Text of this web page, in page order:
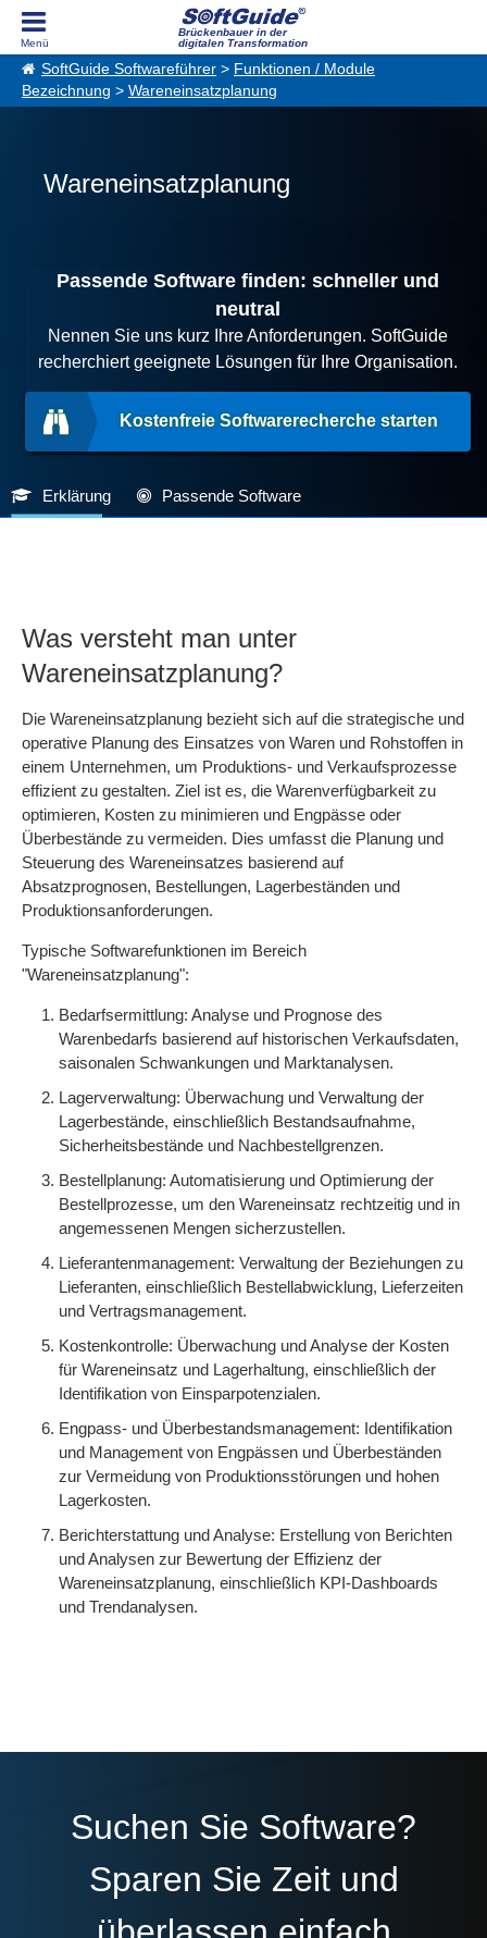
Brückenbauer in der
digitalen Transformation
SoftGuide Softwareführer > Funktionen / Module
Bezeichnung > Wareneinsatzplanung
Wareneinsatzplanung
Passende Software finden: schneller und
neutral
Nennen Sie uns kurz Ihre Anforderungen. SoftGuide
recherchiert geeignete Lösungen für Ihre Organisation.
Kostenfreie Softwarerecherche starten
Erklärung Passende Software
Was versteht man unter
Wareneinsatzplanung?
Die Wareneinsatzplanung bezieht sich auf die strategische und
operative Planung des Einsatzes von Waren und Rohstoffen in
einem Unternehmen, um Produktions- und Verkaufsprozesse
effizient zu gestalten. Ziel ist es, die Warenverfügbarkeit zu
optimieren, Kosten zu minimieren und Engpässe oder
Überbestände zu vermeiden. Dies umfasst die Planung und
Steuerung des Wareneinsatzes basierend auf
Absatzprognosen, Bestellungen, Lagerbeständen und
Produktionsanforderungen.
Typische Softwarefunktionen im Bereich
"Wareneinsatzplanung":
Bedarfsermittlung: Analyse und Prognose des
Warenbedarfs basierend auf historischen Verkaufsdaten,
saisonalen Schwankungen und Marktanalysen.
Lagerverwaltung: Überwachung und Verwaltung der
Lagerbestände, einschließlich Bestandsaufnahme,
Sicherheitsbestände und Nachbestellgrenzen.
Bestellplanung: Automatisierung und Optimierung der
Bestellprozesse, um den Wareneinsatz rechtzeitig und in
angemessenen Mengen sicherzustellen.
Lieferantenmanagement: Verwaltung der Beziehungen zu
Lieferanten, einschließlich Bestellabwicklung, Lieferzeiten
und Vertragsmanagement.
Kostenkontrolle: Überwachung und Analyse der Kosten
für Wareneinsatz und Lagerhaltung, einschließlich der
Identifikation von Einsparpotenzialen.
Engpass- und Überbestandsmanagement: Identifikation
und Management von Engpässen und Überbeständen
zur Vermeidung von Produktionsstörungen und hohen
Lagerkosten.
Berichterstattung und Analyse: Erstellung von Berichten
und Analysen zur Bewertung der Effizienz der
Wareneinsatzplanung, einschließlich KPI-Dashboards
und Trendanalysen.
Suchen Sie Software?
Sparen Sie Zeit und